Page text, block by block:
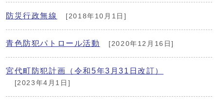
防災行政無線 [2018年10月1日]
青色防犯パトロール活動 [2020年12月16日]
宮代町防犯計画（令和5年3月31日改訂）
[2023年4月1日]